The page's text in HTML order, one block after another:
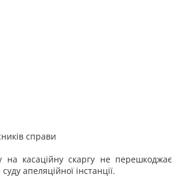
справи
на касаційну скаргу не перешкоджає
апеляційної інстанції.